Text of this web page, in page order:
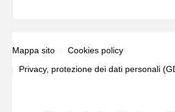
Mappa sito
Cookies policy
Privacy, protezione dei dati personali